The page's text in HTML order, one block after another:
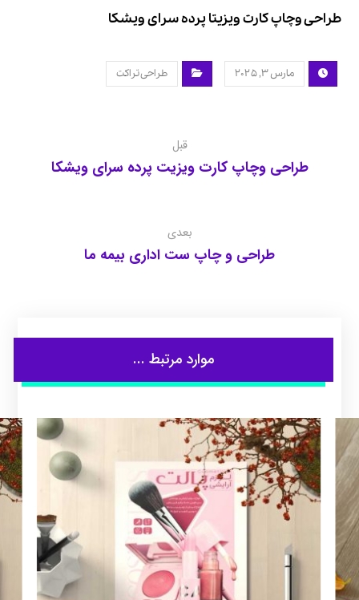
طراحی وچاپ کارت ویزیتا پرده سرای ویشکا
مارس ۳, ۲۰۲۵ طراحی تراکت
قبل
طراحی وچاپ کارت ویزیت پرده سرای ویشکا
بعدی
طراحی و چاپ ست اداری بیمه ما
موارد مرتبط ...